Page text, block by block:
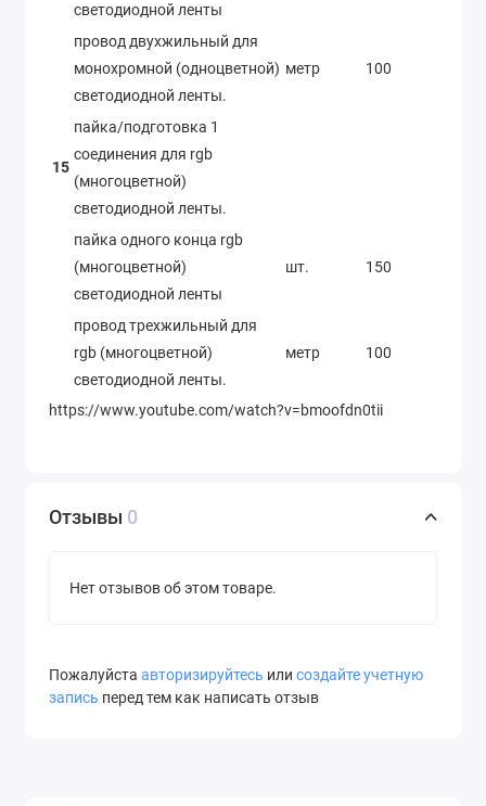
светодиодной ленты
провод двухжильный для
монохромной (одноцветной)
светодиодной ленты.
метр 100
15
пайка/подготовка 1
соединения для rgb
(многоцветной)
светодиодной ленты.
пайка одного конца rgb
(многоцветной)
светодиодной ленты
шт. 150
провод трехжильный для
rgb (многоцветной)
светодиодной ленты.
метр 100
https://www.youtube.com/watch?v=bmoofdn0tii
Отзывы 0
Нет отзывов об этом товаре.
Пожалуйста авторизируйтесь или создайте учетную
запись перед тем как написать отзыв